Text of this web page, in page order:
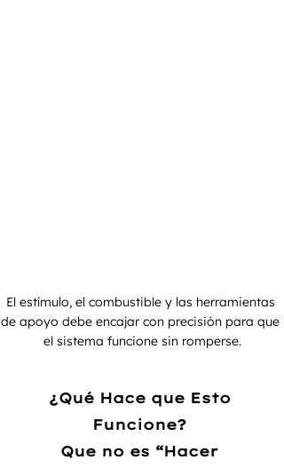
El estímulo, el combustible y las herramientas
de apoyo debe encajar con precisión para que
el sistema funcione sin romperse.
¿Qué Hace que Esto
Funcione?
Que no es “Hacer